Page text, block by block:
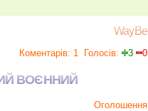
WayBe
Коментарів: 1 Голосів: 3 0
ВОЄННИЙ
Оголошення